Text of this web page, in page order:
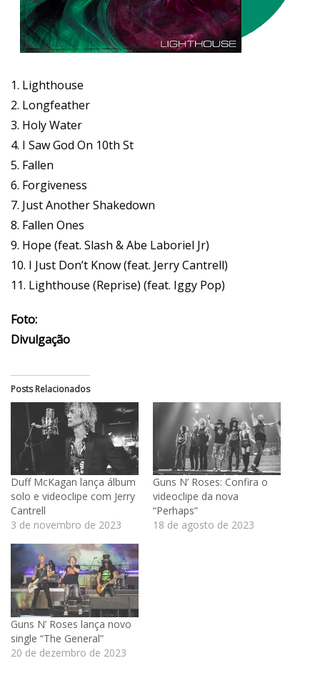
1. Lighthouse
2. Longfeather
3. Holy Water
4. I Saw God On 10th St
5. Fallen
6. Forgiveness
7. Just Another Shakedown
8. Fallen Ones
9. Hope (feat. Slash & Abe Laboriel Jr)
10. I Just Don’t Know (feat. Jerry Cantrell)
11. Lighthouse (Reprise) (feat. Iggy Pop)
Foto:
Divulgação
Posts Relacionados
Duff McKagan lança álbum
solo e videoclipe com Jerry
Cantrell
3 de novembro de 2023
Guns N’ Roses: Confira o
videoclipe da nova
“Perhaps”
18 de agosto de 2023
Guns N’ Roses lança novo
single “The General”
20 de dezembro de 2023